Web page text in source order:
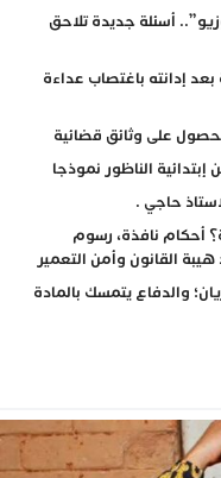
أسئلة جديدة تلاحق
بعد إدانته باغتصاب عداءة
على وثائق قضائية
الناظور نموذجا
حاجي .
أحكام نافذة، رسوم
القانون وأمن التعمير
والدفاع يتمسك بالمادة